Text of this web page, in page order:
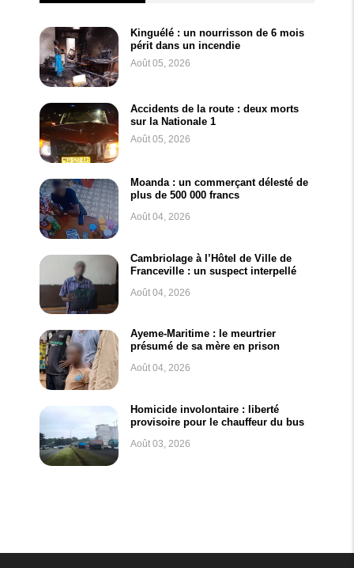
Kinguélé : un nourrisson de 6 mois
périt dans un incendie
Août 05, 2026
Accidents de la route : deux morts
sur la Nationale 1
Août 05, 2026
Moanda : un commerçant délesté de
plus de 500 000 francs
Août 04, 2026
Cambriolage à l’Hôtel de Ville de
Franceville : un suspect interpellé
Août 04, 2026
Ayeme-Maritime : le meurtrier
présumé de sa mère en prison
Août 04, 2026
Homicide involontaire : liberté
provisoire pour le chauffeur du bus
Août 03, 2026